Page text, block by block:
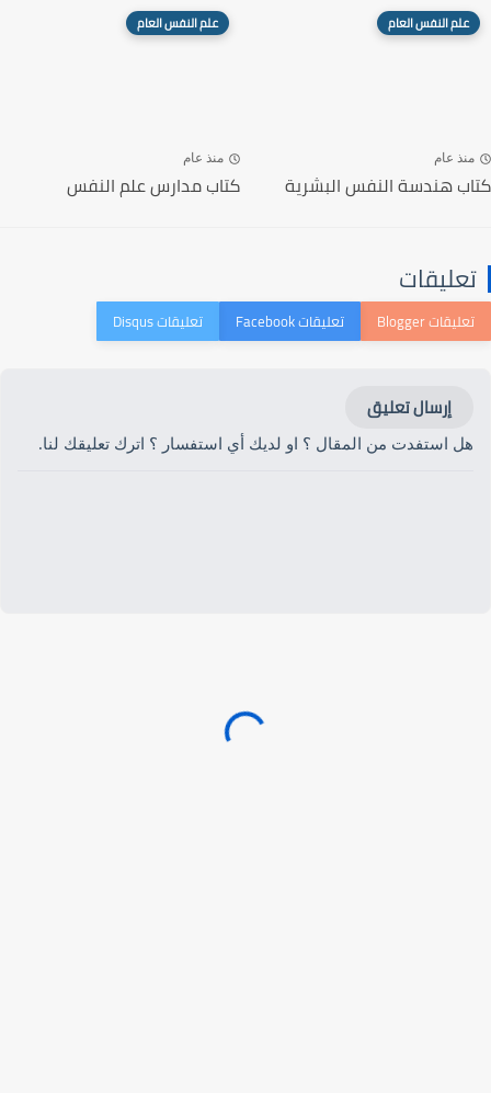
علم النفس العام
منذ عام
كتاب هندسة النفس البشرية
علم النفس العام
منذ عام
كتاب مدارس علم النفس
تعليقات
إرسال تعليق
هل استفدت من المقال ؟ او لديك أي استفسار ؟ اترك تعليقك لنا.